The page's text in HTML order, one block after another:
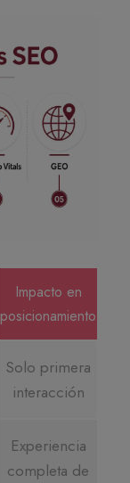
Impacto en
posicionamiento
Solo primera
interacción
Experiencia
completa de